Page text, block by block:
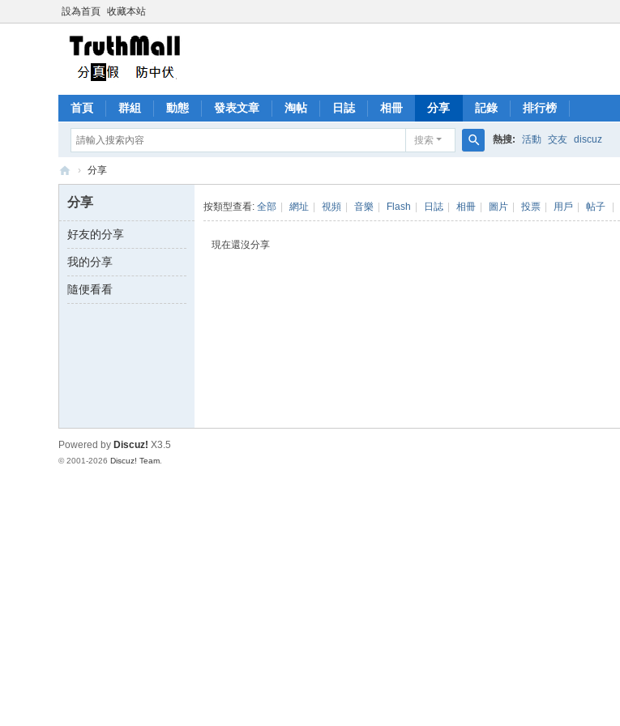
設為首頁 收藏本站
首頁 群組 動態 發表文章 淘帖 日誌 相冊 分享 記錄 排行榜
搜索
索
熱搜: 活動 交友 discuz
h
M
all
› 分享
分享
好友的分享
我的分享
隨便看看
按類型查看: 全部 網址 視頻 音樂 Flash 日誌 相冊 圖片 投票 用戶 帖子
現在還沒分享
Powered by Discuz! X3.5
© 2001-2026 Discuz! Team